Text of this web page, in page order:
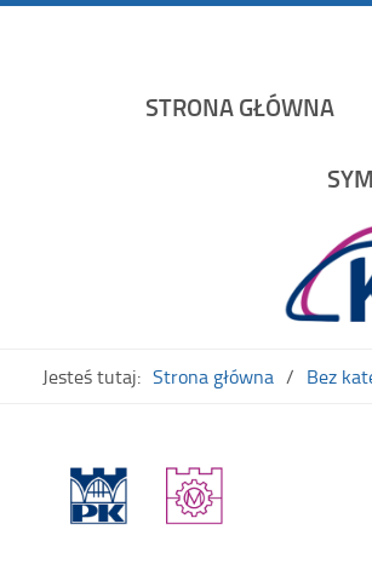
STRONA GŁÓWNA
Jesteś tutaj: Strona główna Bez